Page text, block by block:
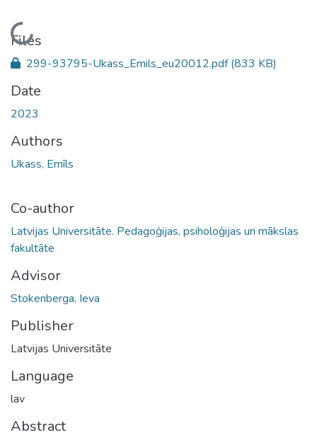
Loading...
Files
299-93795-Ukass_Emils_eu20012.pdf(833 KB)
Date
2023
Authors
Ukass, Emīls
Co-author
Latvijas Universitāte. Pedagoģijas, psiholoģijas un mākslas
fakultāte
Advisor
Stokenberga, Ieva
Publisher
Latvijas Universitāte
Language
lav
Abstract